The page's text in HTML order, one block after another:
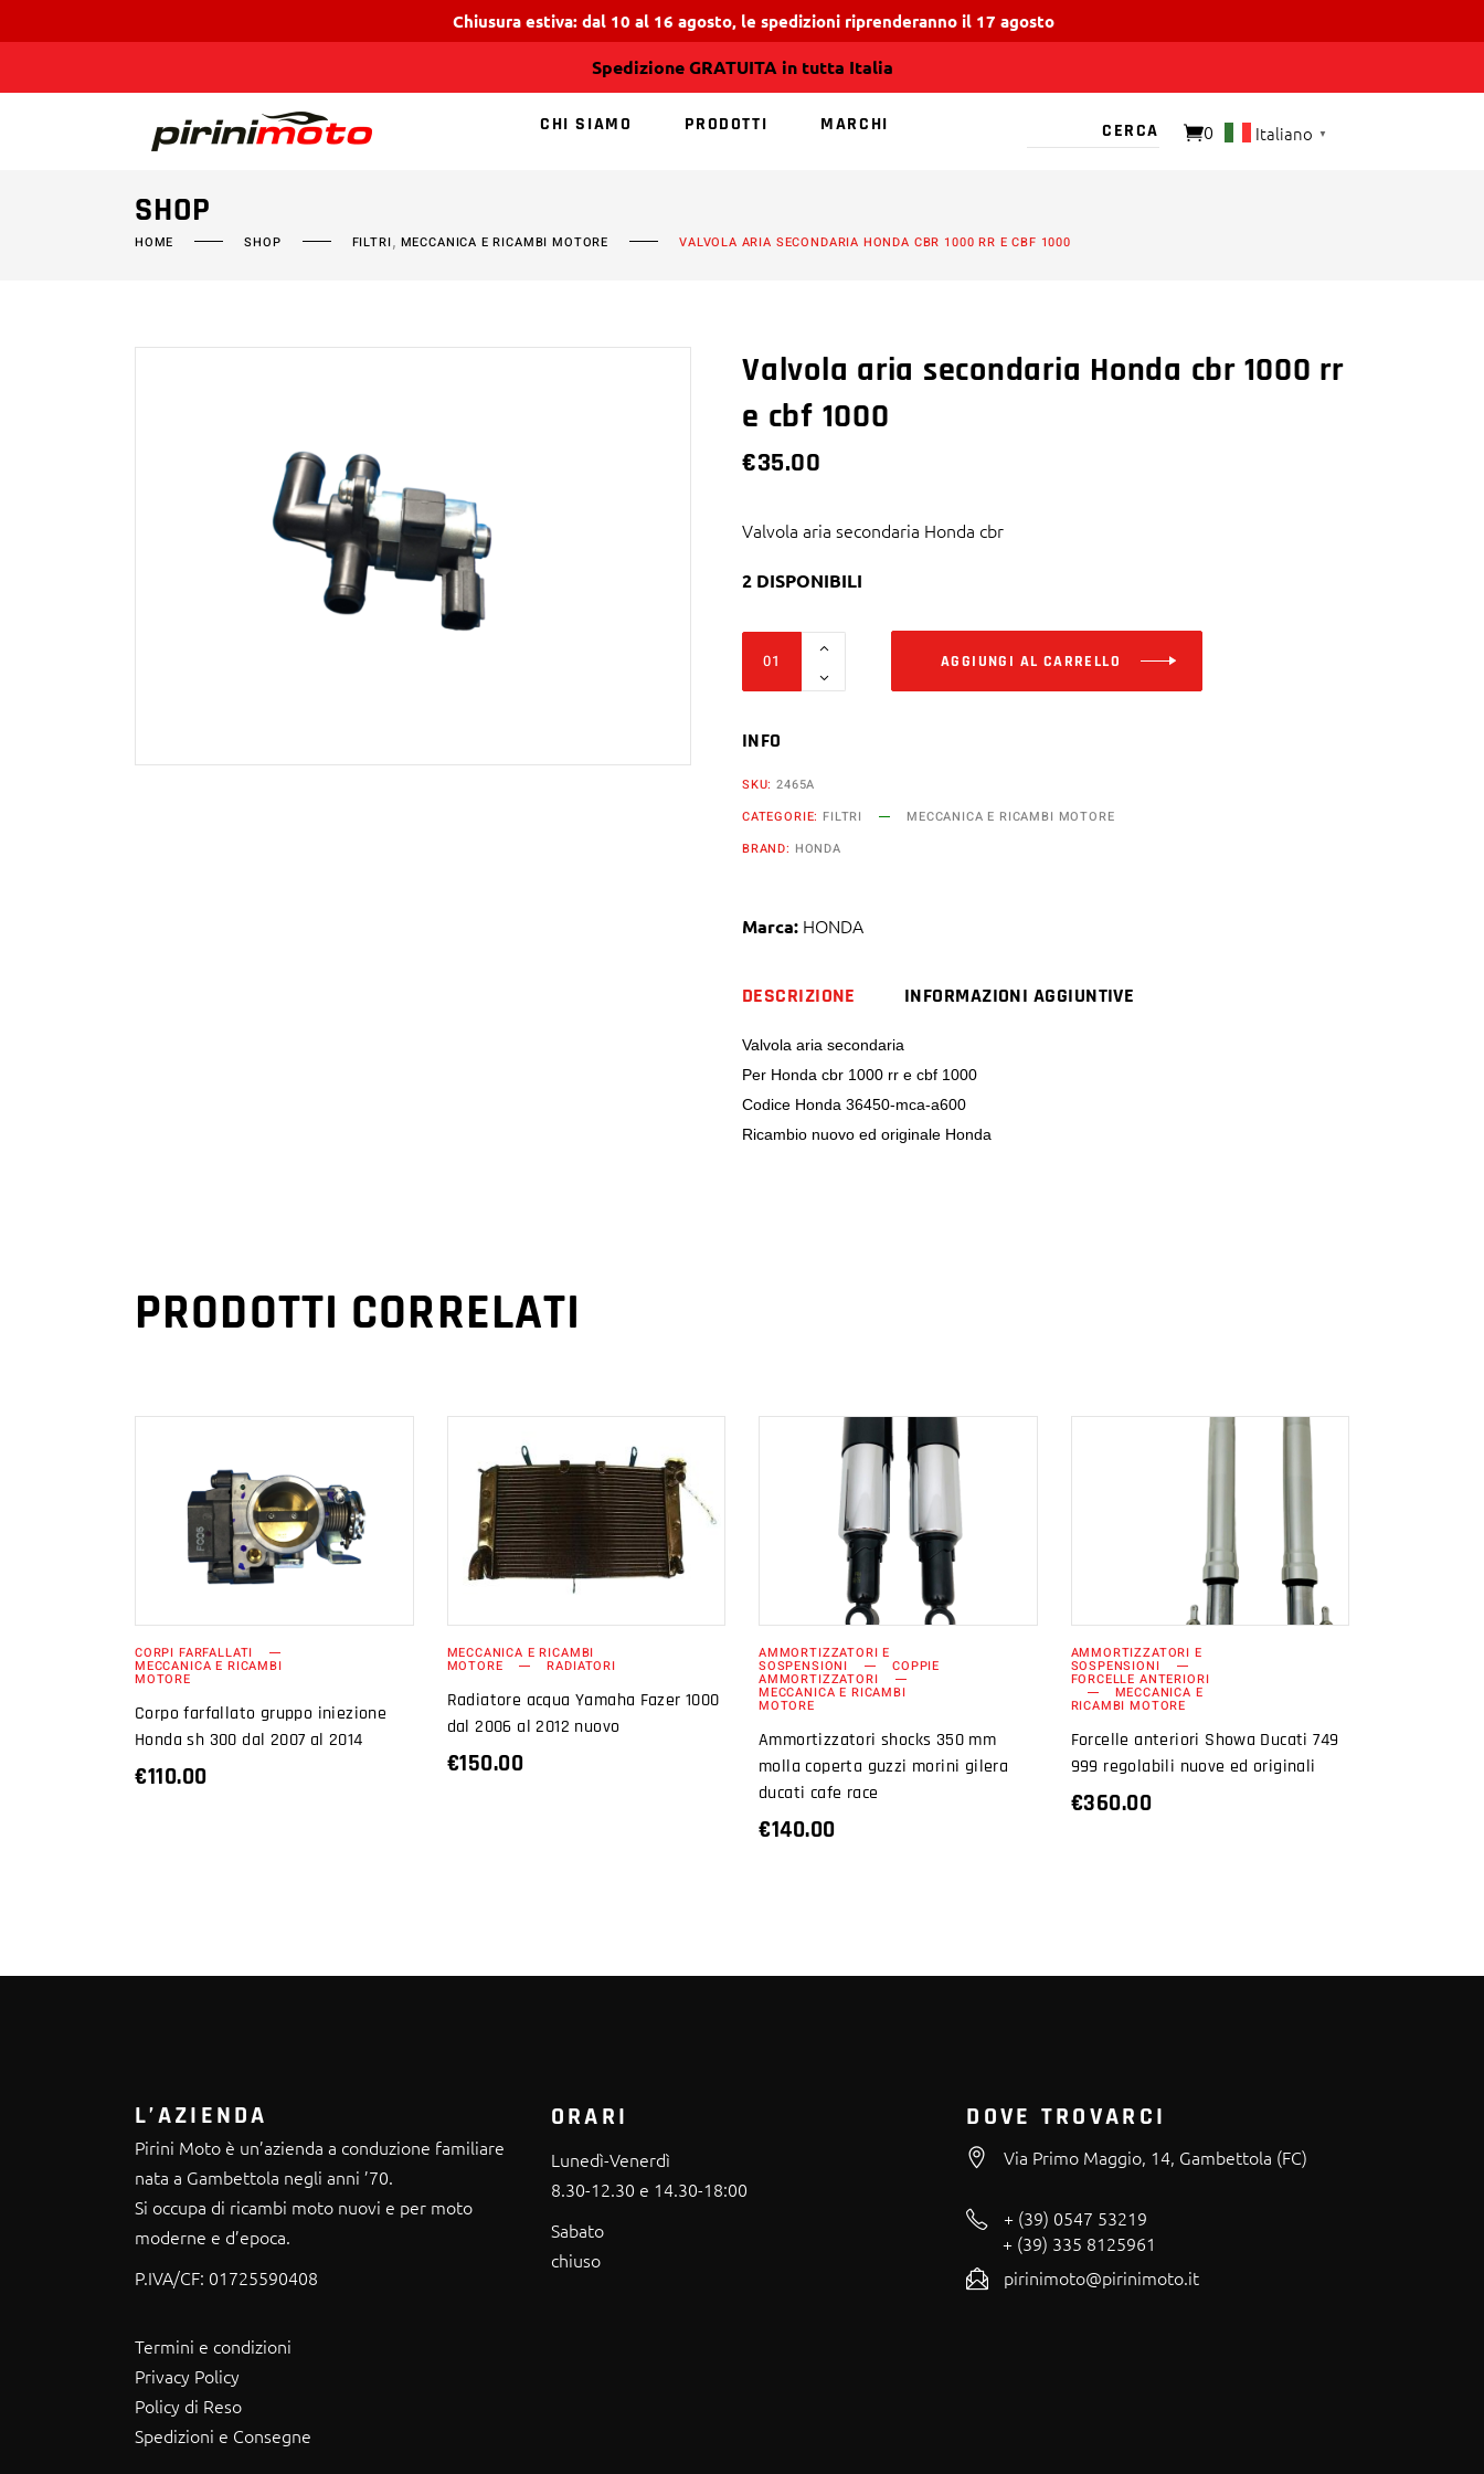
Chiusura estiva: dal 10 al 16 agosto, le spedizioni riprenderanno il 17 agosto
Spedizione GRATUITA in tutta Italia
CHI SIAMO PRODOTTI MARCHI 0 Italiano ▼
SHOP
HOME SHOP FILTRI, MECCANICA E RICAMBI MOTORE VALVOLA ARIA SECONDARIA HONDA CBR 1000 RR E CBF 1000
Valvola aria secondaria Honda cbr 1000 rr
e cbf 1000
€35.00
Valvola aria secondaria Honda cbr
2 DISPONIBILI
aria
Honda
1000
rr
e
AGGIUNGI AL CARRELLO
INFO
SKU:2465A
CATEGORIE: FILTRI
MECCANICA E RICAMBI MOTORE
BRAND: HONDA
Marca: HONDA
DESCRIZIONE INFORMAZIONI AGGIUNTIVE
Valvola aria secondaria
Per Honda cbr 1000 rr e cbf 1000
Codice Honda 36450-mca-a600
Ricambio nuovo ed originale Honda
PRODOTTI CORRELATI
AGGIUNGI AL
CARRELLO
CORPI FARFALLATI
MECCANICA E RICAMBI
MOTORE
Corpo farfallato gruppo iniezione
Honda sh 300 dal 2007 al 2014
€110.00
AGGIUNGI AL
CARRELLO
MECCANICA E RICAMBI
MOTORE RADIATORI
Radiatore acqua Yamaha Fazer 1000
dal 2006 al 2012 nuovo
€150.00
AGGIUNGI AL
CARRELLO
AMMORTIZZATORI E
SOSPENSIONI COPPIE
AMMORTIZZATORI
MECCANICA E RICAMBI
MOTORE
Ammortizzatori shocks 350 mm
molla coperta guzzi morini gilera
ducati cafe race
€140.00
AMMORTIZZATORI E
SOSPENSIONI
FORCELLE ANTERIORI
MECCANICA E
RICAMBI MOTORE
Forcelle anteriori Showa Ducati 749
999 regolabili nuove ed originali
€360.00
L’AZIENDA
Pirini Moto è un’azienda a conduzione familiare
nata a Gambettola negli anni ’70.
Si occupa di ricambi moto nuovi e per moto
moderne e d’epoca.
P.IVA/CF: 01725590408
Termini e condizioni
Privacy Policy
Policy di Reso
Spedizioni e Consegne
ORARI
Lunedì-Venerdì
8.30-12.30 e 14.30-18:00
Sabato
chiuso
DOVE TROVARCI
Via Primo Maggio, 14, Gambettola (FC)
+ (39) 0547 53219
+ (39) 335 8125961
pirinimoto@pirinimoto.it